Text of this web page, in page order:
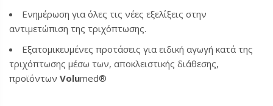
Ενημέρωση για όλες τις νέες εξελίξεις στην
αντιμετώπιση της τριχόπτωσης.
Εξατομικευμένες προτάσεις για ειδική αγωγή κατά της
τριχόπτωσης μέσω των, αποκλειστικής διάθεσης,
προϊόντων Volumed®